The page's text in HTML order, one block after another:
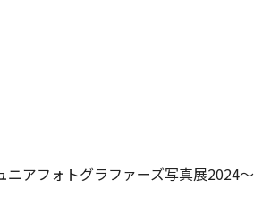
アフォトグラファーズ写真展2024